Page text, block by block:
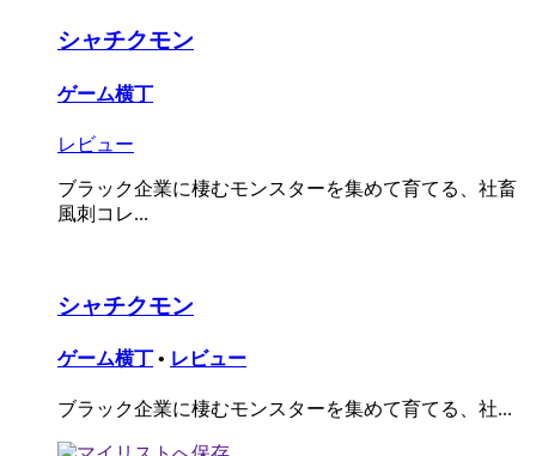
シャチクモン
ゲーム横丁
レビュー
ブラック企業に棲むモンスターを集めて育てる、社畜
風刺コレ...
シャチクモン
ゲーム横丁 • レビュー
ブラック企業に棲むモンスターを集めて育てる、社...